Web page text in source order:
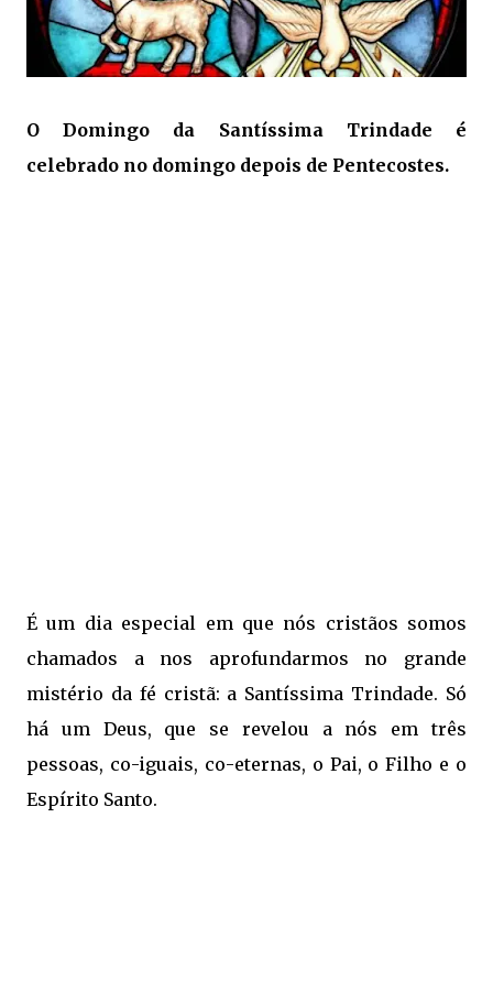
O Domingo da Santíssima Trindade é
celebrado no domingo depois de Pentecostes.
É um dia especial em que nós cristãos somos
chamados a nos aprofundarmos no grande
mistério da fé cristã: a Santíssima Trindade. Só
há um Deus, que se revelou a nós em três
pessoas, co-iguais, co-eternas, o Pai, o Filho e o
Espírito Santo.